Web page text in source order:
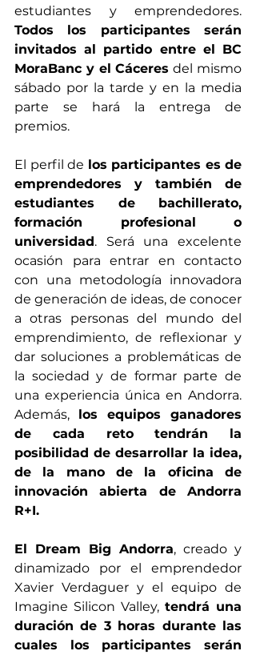
Todos los participantes serán
invitados al partido entre el BC
MoraBanc y el Cáceres del mismo
sábado por la tarde y en la media
parte se hará la entrega de
premios.
El perfil de los participantes es de
emprendedores y también de
estudiantes de bachillerato,
formación profesional o
universidad. Será una excelente
ocasión para entrar en contacto
con una metodología innovadora
de generación de ideas, de conocer
a otras personas del mundo del
emprendimiento, de reflexionar y
dar soluciones a problemáticas de
la sociedad y de formar parte de
una experiencia única en Andorra.
Además, los equipos ganadores
de cada reto tendrán la
posibilidad de desarrollar la idea,
de la mano de la oficina de
innovación abierta de Andorra
R+I.
El Dream Big Andorra, creado y
dinamizado por el emprendedor
Xavier Verdaguer y el equipo de
Imagine Silicon Valley, tendrá una
duración de 3 horas durante las
cuales los participantes serán